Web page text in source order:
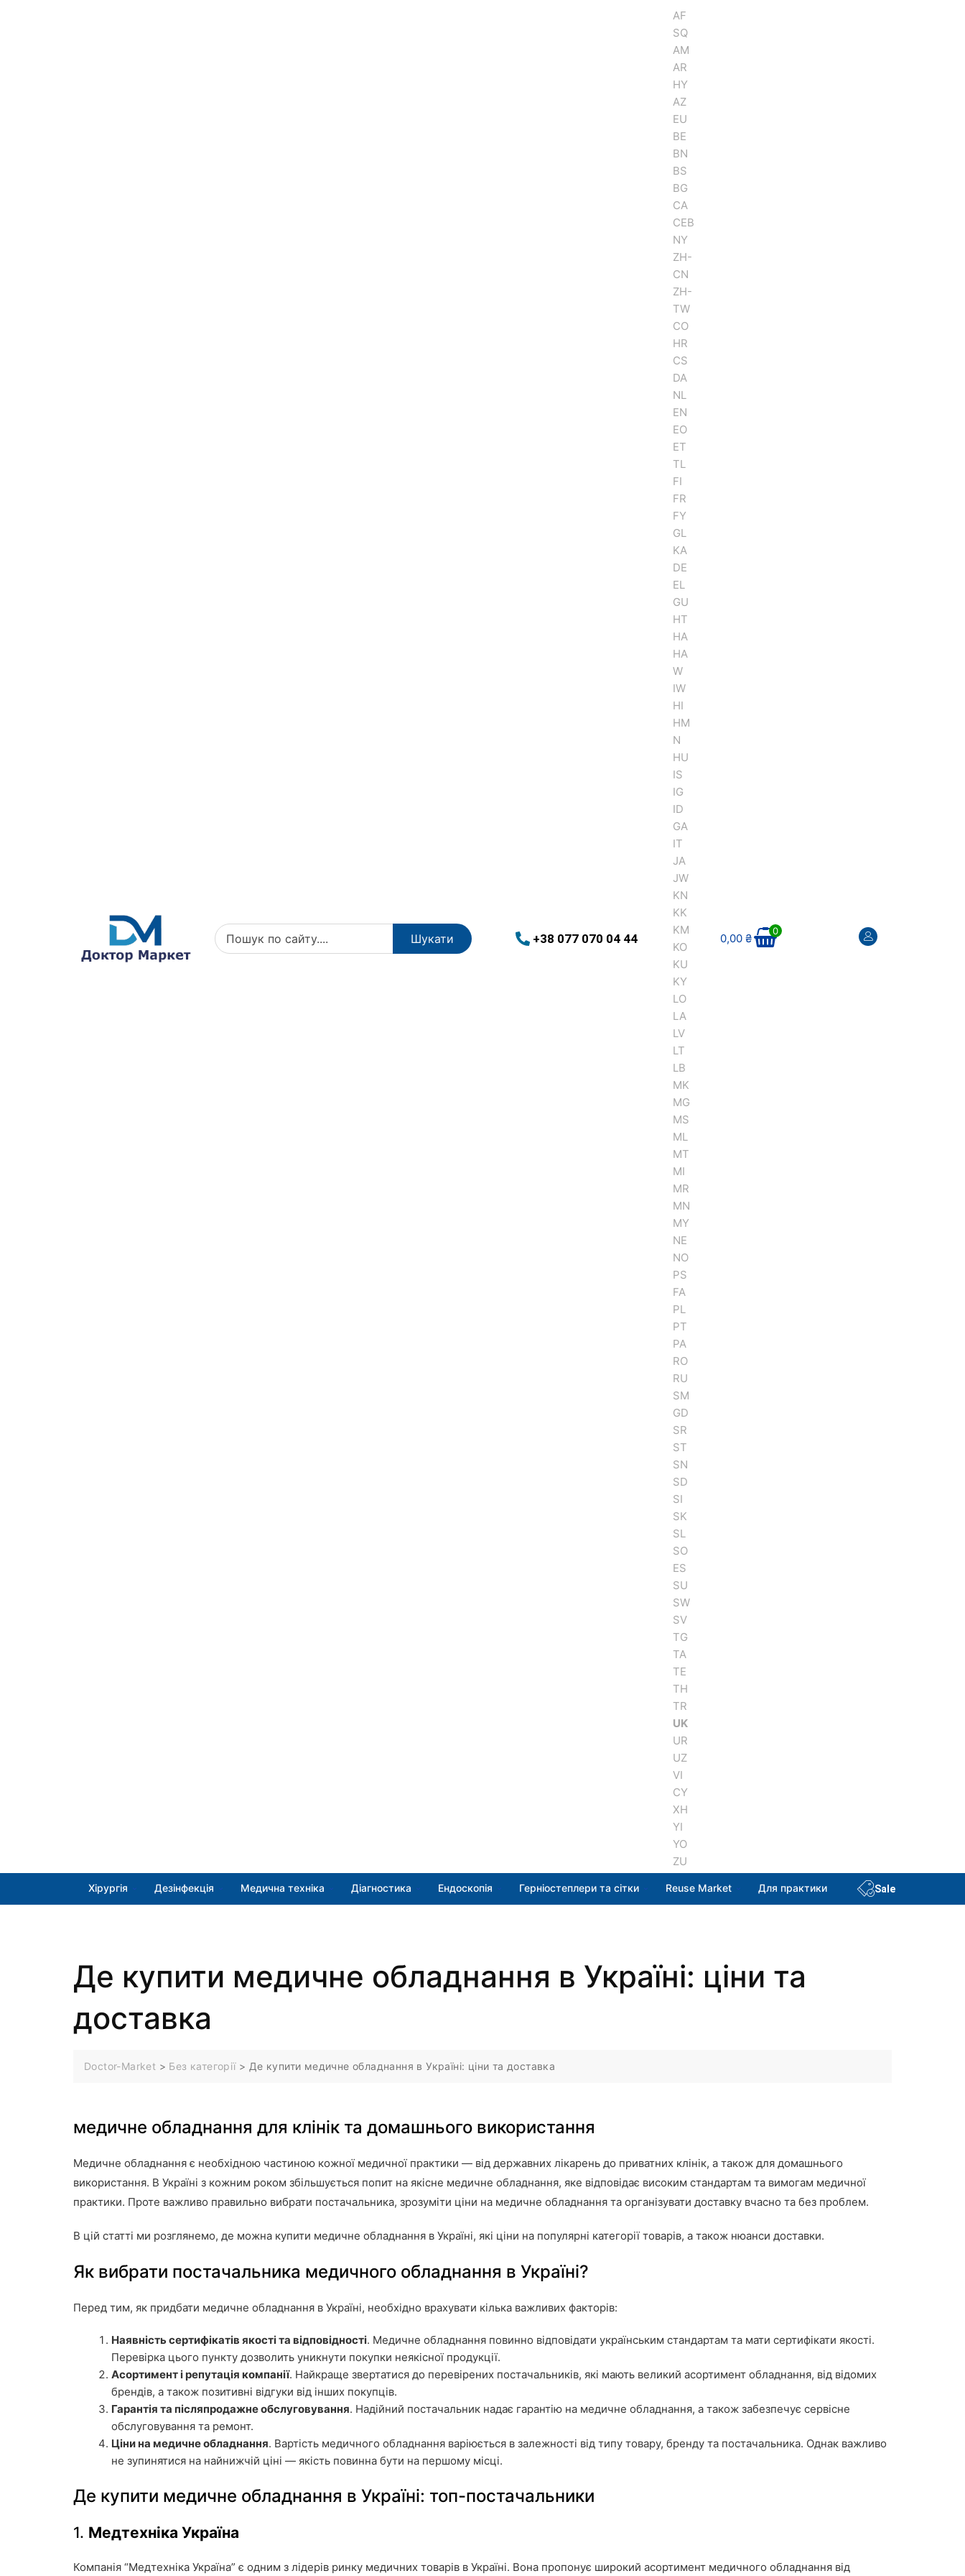
Шукати +38 077 070 04 44
AF
SQ
AM
AR
HY
AZ
EU
BE
BN
BS
BG
CA
CEB
NY
ZH-
CN
ZH-
TW
CO
HR
CS
DA
NL
EN
EO
ET
TL
FI
FR
FY
GL
KA
DE
EL
GU
HT
HA
HA
W
IW
HI
HM
N
HU
IS
IG
ID
GA
IT
JA
JW
KN
KK
KM
KO
KU
KY
LO
LA
LV
LT
LB
MK
MG
MS
ML
MT
MI
MR
MN
MY
NE
NO
PS
FA
PL
PT
PA
RO
RU
SM
GD
SR
ST
SN
SD
SI
SK
SL
SO
ES
SU
SW
SV
TG
TA
TE
TH
TR
UK
UR
UZ
VI
CY
XH
YI
YO
ZU
0,00₴
0
Хірургія Дезінфекція Медична техніка Діагностика Ендоскопія Герніостеплери та сітки Reuse Market Для практики Sale
Де купити медичне обладнання в Україні: ціни та
доставка
Doctor-Market > Без категорії> Де купити медичне обладнання в Україні: ціни та доставка
медичне обладнання для клінік та домашнього використання
Медичне обладнання є необхідною частиною кожної медичної практики — від державних лікарень до приватних клінік, а також для домашнього
використання. В Україні з кожним роком збільшується попит на якісне медичне обладнання, яке відповідає високим стандартам та вимогам медичної
практики. Проте важливо правильно вибрати постачальника, зрозуміти ціни на медичне обладнання та організувати доставку вчасно та без проблем.
В цій статті ми розглянемо, де можна купити медичне обладнання в Україні, які ціни на популярні категорії товарів, а також нюанси доставки.
Як вибрати постачальника медичного обладнання в Україні?
Перед тим, як придбати медичне обладнання в Україні, необхідно врахувати кілька важливих факторів:
Наявність сертифікатів якості та відповідності. Медичне обладнання повинно відповідати українським стандартам та мати сертифікати якості.
Перевірка цього пункту дозволить уникнути покупки неякісної продукції.
Асортимент і репутація компанії. Найкраще звертатися до перевірених постачальників, які мають великий асортимент обладнання, від відомих
брендів, а також позитивні відгуки від інших покупців.
Гарантія та післяпродажне обслуговування. Надійний постачальник надає гарантію на медичне обладнання, а також забезпечує сервісне
обслуговування та ремонт.
Ціни на медичне обладнання. Вартість медичного обладнання варіюється в залежності від типу товару, бренду та постачальника. Однак важливо
не зупинятися на найнижчій ціні — якість повинна бути на першому місці.
Де купити медичне обладнання в Україні: топ-постачальники
1. Медтехніка Україна
Компанія “Медтехніка Україна” є одним з лідерів ринку медичних товарів в Україні. Вона пропонує широкий асортимент медичного обладнання від